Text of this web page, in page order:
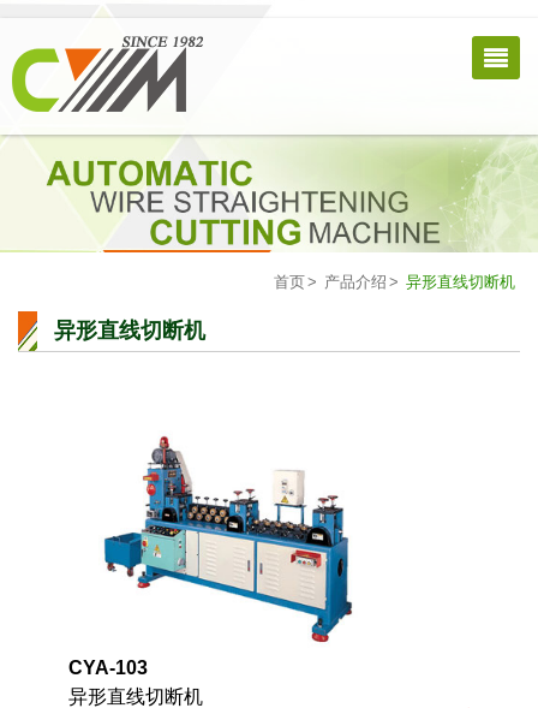
首页 产品介绍 异形直线切断机
异形直线切断机
CYA-103
异形直线切断机